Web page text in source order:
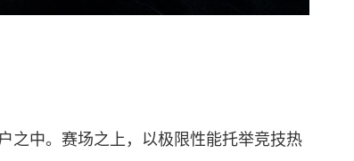
之中。赛场之上，以极限性能托举竞技热